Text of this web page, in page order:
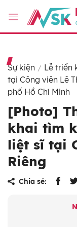
Sự kiện
Lễ triển
tại Công viên Lê
phố Hồ Chí Minh
[Photo]
khai tìm
liệt sĩ tại
Riêng
Chia sẻ: